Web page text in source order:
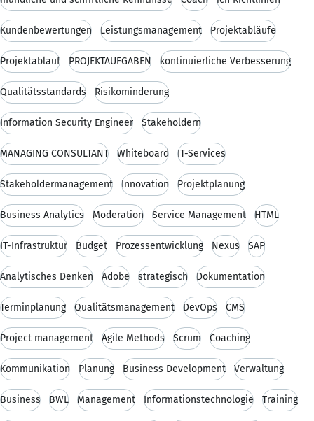
Kundenbewertungen Leistungsmanagement Projektabläufe
Projektablauf PROJEKTAUFGABEN kontinuierliche Verbesserung
Qualitätsstandards Risikominderung
Information Security Engineer Stakeholdern
MANAGING CONSULTANT Whiteboard IT-Services
Stakeholdermanagement Innovation Projektplanung
Business Analytics Moderation Service Management HTML
IT-Infrastruktur Budget Prozessentwicklung Nexus SAP
Analytisches Denken Adobe strategisch Dokumentation
Terminplanung Qualitätsmanagement DevOps CMS
Project management Agile Methods Scrum Coaching
Kommunikation Planung Business Development Verwaltung
Business BWL Management Informationstechnologie Training